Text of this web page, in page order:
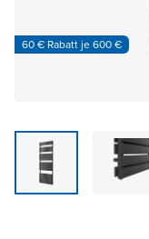
60 € Rabatt je 600 €